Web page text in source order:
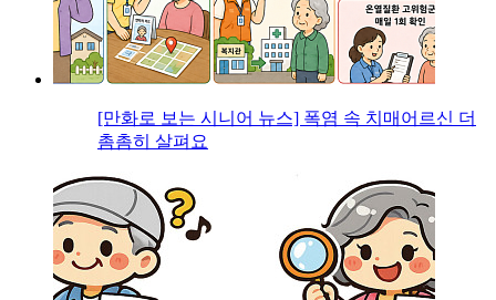
[만화로 보는 시니어 뉴스] 폭염 속 치매어르신 더
촘촘히 살펴요